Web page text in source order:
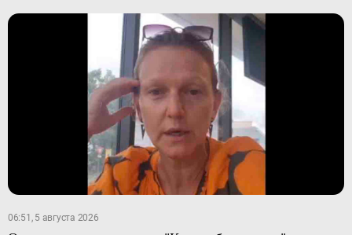
06:51, 5 августа 2026